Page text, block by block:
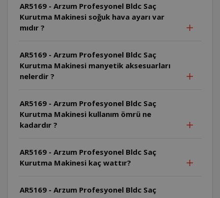
AR5169 - Arzum Profesyonel Bldc Saç
Kurutma Makinesi soğuk hava ayarı var
mıdır ?
AR5169 - Arzum Profesyonel Bldc Saç
Kurutma Makinesi manyetik aksesuarları
nelerdir ?
AR5169 - Arzum Profesyonel Bldc Saç
Kurutma Makinesi kullanım ömrü ne
kadardır ?
AR5169 - Arzum Profesyonel Bldc Saç
Kurutma Makinesi kaç wattır?
AR5169 - Arzum Profesyonel Bldc Saç